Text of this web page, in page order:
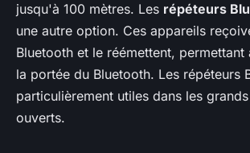
jusqu'à 100 mètres. Les répéteurs
une autre option. Ces appareils
Bluetooth et le réémettent,
la portée du Bluetooth. Les répéteurs
particulièrement utiles dans les
ouverts.